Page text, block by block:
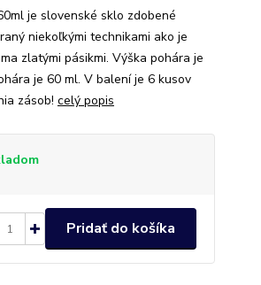
je slovenské sklo zdobené
niekoľkými technikami ako je
zlatými pásikmi. Výška pohára je
je 60 ml. V balení je 6 kusov
zásob! celý popis
Pridať do košíka